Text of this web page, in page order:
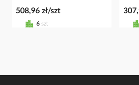
508,96 zł/szt
6 szt